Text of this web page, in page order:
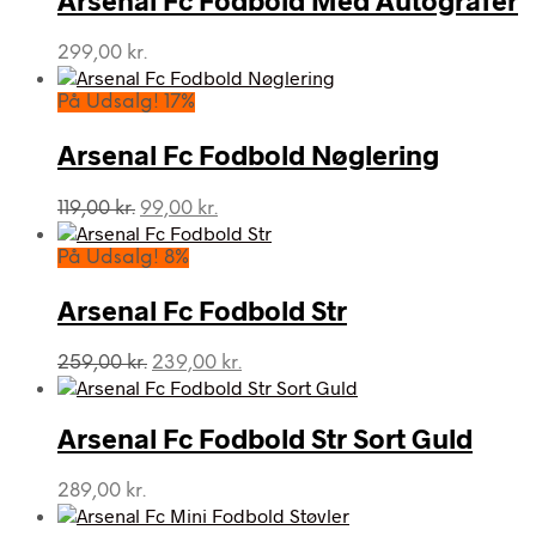
400,00 kr..307,05 kr..
299,00 kr.
På Udsalg! 17%
Arsenal Fc Fodbold Nøglering
119,00kr. Den
oprindelige
pris
119,00 kr..
99,00 kr.
aktuelle
99,00 kr..
På Udsalg! 8%
Arsenal Fc Fodbold Str
259,00kr. Den
oprindelige
var:
259,00 kr..
239,00 kr.
aktuelle
er:
239,00 kr..
Arsenal Fc Fodbold Str Sort Guld
289,00 kr.